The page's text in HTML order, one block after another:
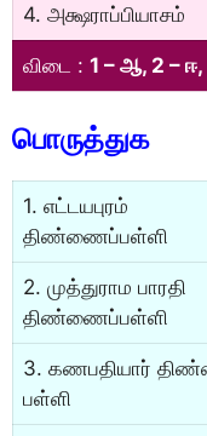
4. அக்ஷராப்பியாசம்
விடை : 1 – ஆ, 2 –
பொருத்துக
1. எட்டயபுரம்
திண்ணைப்பள்ளி
2. முத்துராம பாரதி
திண்ணைப்பள்ளி
3. கணபதியார்
பள்ளி